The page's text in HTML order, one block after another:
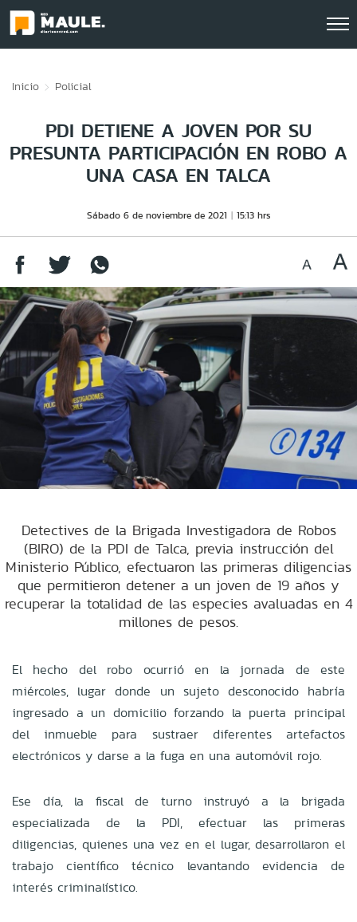
Inicio Policial
PDI DETIENE A JOVEN POR SU
PRESUNTA PARTICIPACIÓN EN ROBO A
UNA CASA EN TALCA
Sábado 6 de noviembre de 2021 15:13 hrs
Detectives de la Brigada Investigadora de Robos
(BIRO) de la PDI de Talca, previa instrucción del
Ministerio Público, efectuaron las primeras diligencias
que permitieron detener a un joven de 19 años y
recuperar la totalidad de las especies avaluadas en 4
millones de pesos.
El hecho del robo ocurrió en la jornada de este
miércoles, lugar donde un sujeto desconocido habría
ingresado a un domicilio forzando la puerta principal
del inmueble para sustraer diferentes artefactos
electrónicos y darse a la fuga en una automóvil rojo.
Ese día, la fiscal de turno instruyó a la brigada
especializada de la PDI, efectuar las primeras
diligencias, quienes una vez en el lugar, desarrollaron el
trabajo científico técnico levantando evidencia de
interés criminalístico.